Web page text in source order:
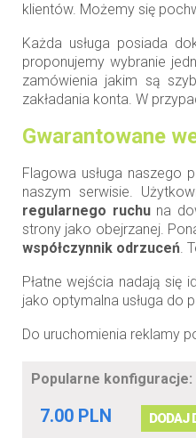
klientów. Możemy się
Każda usługa posiada
proponujemy wybranie
zamówienia jakim są
zakładania konta. W
Gwarantowane
Flagowa usługa naszego
naszym serwisie.
regularnego ruchuna
strony jako obejrzanej.
współczynnik odrzuceń.
Płatne wejścia nadają się
jako optymalna usługa do
Do uruchomienia reklamy
Popularne konfiguracje:
7.00 PLN DODAJ